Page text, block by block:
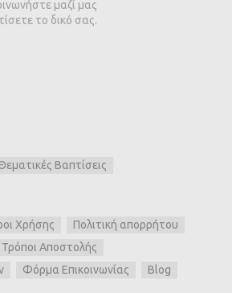
μαζί μας
το δικό σας.
Βαπτίσεις
Χρήσης
Πολιτική απορρήτου
Τρόποι Αποστολής
Φόρμα Επικοινωνίας Blog